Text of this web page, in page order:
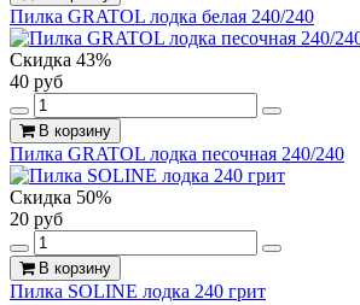
Пилка GRATOL лодка белая 240/240
Скидка 43%
40 руб
В корзину
Пилка GRATOL лодка песочная 240/240
Скидка 50%
20 руб
В корзину
Пилка SOLINE лодка 240 грит